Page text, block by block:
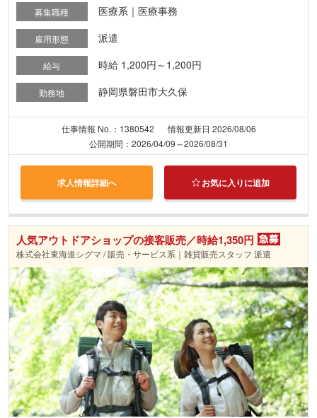
募集職種 医療系｜医療事務
雇用形態 派遣
給与 時給 1,200円～1,200円
勤務地 静岡県磐田市大久保
仕事情報 No.：1380542
情報更新日 2026/08/06
公開期間：2026/04/09～2026/08/31
求人情報詳細へ お気に入りに追加
人気アウトドアショップの接客販売／時給1,350円
株式会社東海道シグマ / 販売・サービス系｜雑貨販売スタッフ 派遣